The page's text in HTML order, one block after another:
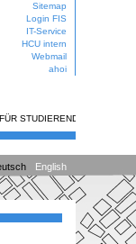
Sitemap
Login FIS
IT-Service
HCU intern
Webmail
ahoi
STUDIERENDE
English